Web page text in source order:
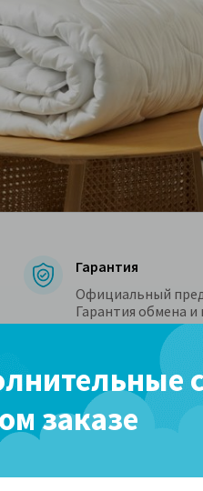
Гарантия
Официальный
Гарантия обмена
законом. Защита
Доставка и оплата
заказе